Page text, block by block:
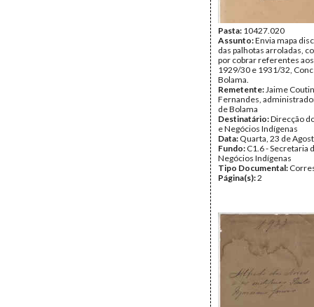
Pasta: 10427.020
Assunto:Envia mapa
das palhotas arroladas,
por cobrar referentes
1929/30 e 1931/32,
Bolama.
Remetente:Jaime
Fernandes,
de Bolama
Destinatário:Direcção
e Negócios Indígenas
Data: Quarta, 23 de
Fundo: C1.6 - Secretaria
Negócios Indígenas
Tipo Documental:
Página(s):2